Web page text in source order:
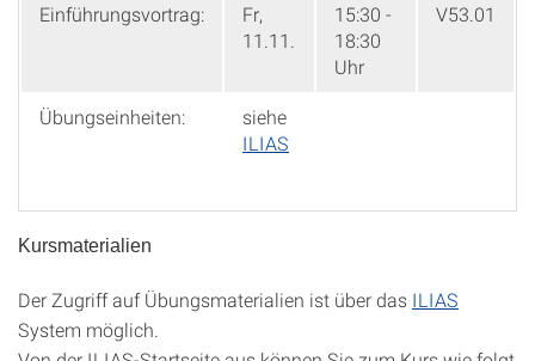
Einführungsvortrag:
Fr,
11.11.
15:30 -
18:30
Uhr
V53.01
Übungseinheiten:
siehe
ILIAS
Kursmaterialien
Der Zugriff auf Übungsmaterialien ist über das ILIAS
System möglich.